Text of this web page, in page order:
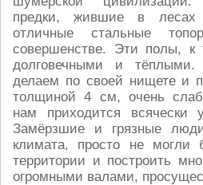
предки, жившие в
отличные стальные
совершенстве. Эти полы,
долговечными и
делаем по своей нищете и
толщиной 4 см, очень
нам приходится всячески
Замёрзшие и грязные
климата, просто не могли
территории и построить
огромными валами,